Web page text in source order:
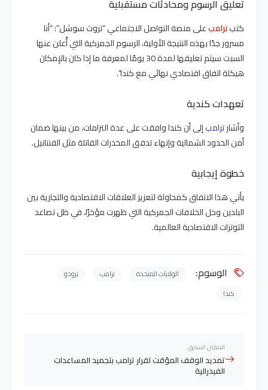
تعليق الرسوم ومحادثات مستقبلية
كتبترامبعلى منصة التواصل الاجتماعي “تروث سوشل”: “أنا
مسرور جدًا بهذه النتيجة الأولية، الرسوم الجمركية التي أُعلن عنها
السبت سيتم تعليقها لمدة 30 يومًا لمعرفة ما إذا كان بالإمكان
هيكلة اتفاق اقتصادي نهائي مع كندا”.
تعهدات كندية
وأشارترامبإلى أن كندا وافقت على عدة التزامات، من بينها ضمان
أمن الحدود الشمالية وإنهاء تدفق المخدرات القاتلة مثل الفنتانيل.
خطوة إيجابية
يأتي هذا الاتفاق كمحاولة لتعزيز العلاقات الاقتصادية والتجارية بين
البلدين وحل الخلافات الجمركية التي ظهرت مؤخرًا، في ظل تصاعد
التوترات الاقتصادية العالمية.
الوسوم: الولايات المتحدة ترامب
ترودو
كندا
المقال السابق
تمديد الوقف المؤقت لقرار ترامب بتجميد المساعدات
الفيدرالية